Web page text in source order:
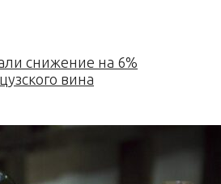
снижение на 6%
вина